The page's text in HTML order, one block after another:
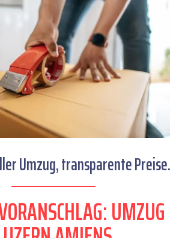
Umzug, transparente Preise.
UMZUG